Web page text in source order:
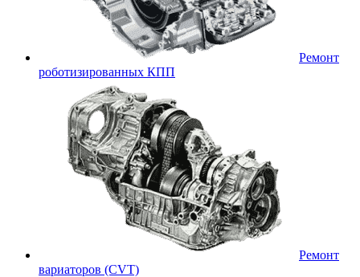
Ремонт
роботизированных КПП
Ремонт
вариаторов (CVT)